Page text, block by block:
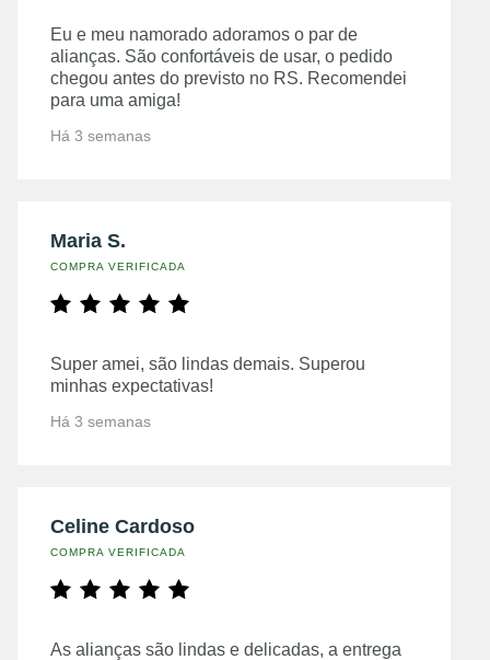
Eu e meu namorado adoramos o par de
alianças. São confortáveis de usar, o pedido
chegou antes do previsto no RS. Recomendei
para uma amiga!
Há 3 semanas
Maria S.
COMPRA VERIFICADA
Super amei, são lindas demais. Superou
minhas expectativas!
Há 3 semanas
Celine Cardoso
COMPRA VERIFICADA
As alianças são lindas e delicadas, a entrega